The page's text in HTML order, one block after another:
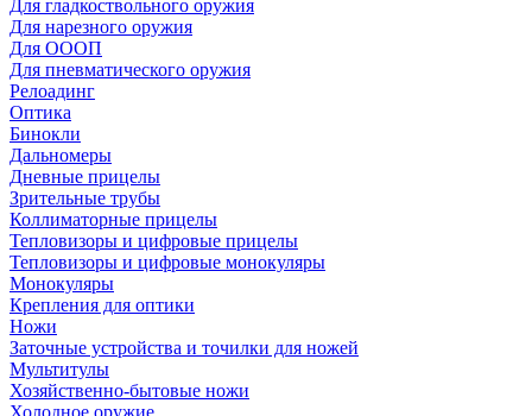
Для гладкоствольного оружия
Для нарезного оружия
Для ОООП
Для пневматического оружия
Релоадинг
Оптика
Бинокли
Дальномеры
Дневные прицелы
Зрительные трубы
Коллиматорные прицелы
Тепловизоры и цифровые прицелы
Тепловизоры и цифровые монокуляры
Монокуляры
Крепления для оптики
Ножи
Заточные устройства и точилки для ножей
Мультитулы
Хозяйственно-бытовые ножи
Холодное оружие